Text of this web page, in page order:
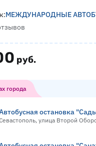
руб.
МЕЖДУНАРОДНЫЕ
города
остановка
улица Второй